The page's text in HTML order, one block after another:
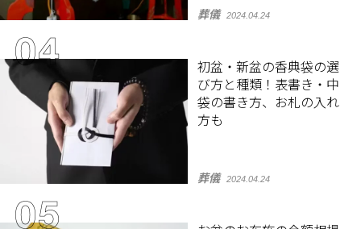
葬儀 2024.04.24
初盆・新盆の香典袋の選
び方と種類！表書き・中
袋の書き方、お札の入れ
方も
葬儀 2024.04.24